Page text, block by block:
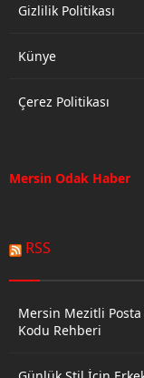
Gizlilik Politikası
Künye
Çerez Politikası
Mersin Odak Haber
RSS
Mersin Mezitli
Kodu Rehberi